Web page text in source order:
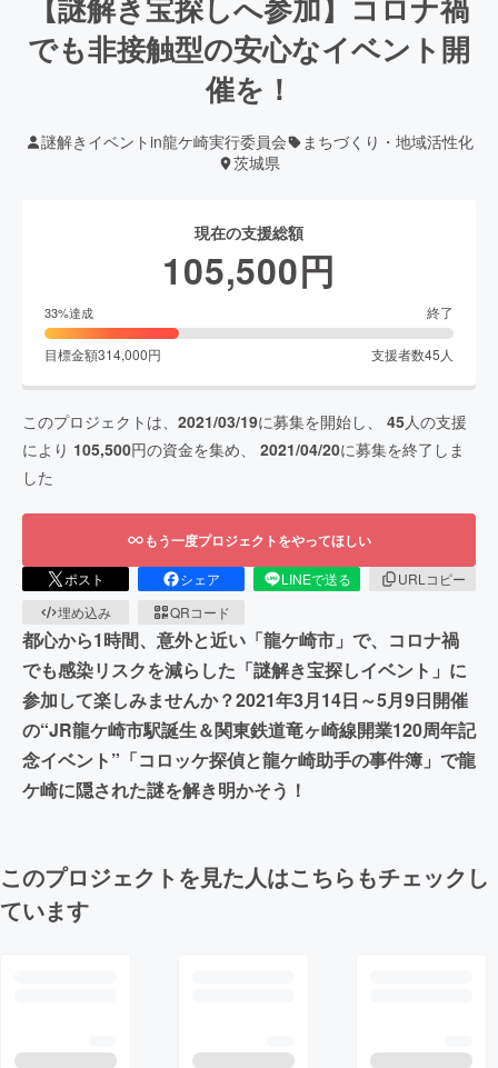
【謎解き宝探しへ参加】コロナ禍
でも非接触型の安心なイベント開
催を！
謎解きイベントin龍ケ崎実行委員会
まちづくり・地域活性化
茨城県
現在の支援総額
105,500円
33%達成 終了
目標金額314,000円 支援者数45 人
このプロジェクトは、 2021/03/19に募集を開始し、 45人の支援
により 105,500円の資金を集め、 2021/04/20に募集を終了しま
した
もう一度プロジェクトをやってほしい
ポスト シェア LINEで送る
URLコピー
埋め込み
QRコード
都心から1時間、意外と近い「龍ケ崎市」で、コロナ禍
でも感染リスクを減らした「謎解き宝探しイベント」に
参加して楽しみませんか？2021年3月14日～5月9日開催
の“JR龍ケ崎市駅誕生＆関東鉄道竜ヶ崎線開業120周年記
念イベント”「コロッケ探偵と龍ケ崎助手の事件簿」で龍
ケ崎に隠された謎を解き明かそう！
このプロジェクトを見た人はこちらもチェックし
ています